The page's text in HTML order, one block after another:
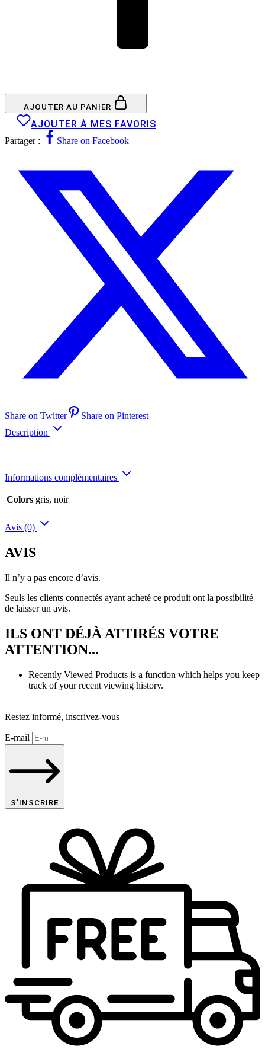
AJOUTER AU PANIER
AJOUTER À MES FAVORIS
Partager : Share on Facebook
Share on Twitter
Share on Pinterest
Description
Informations complémentaires
Colors gris, noir
Avis (0)
AVIS
Il n’y a pas encore d’avis.
Seuls les clients connectés ayant acheté ce produit ont la possibilité
de laisser un avis.
ILS ONT DÉJÀ ATTIRÉS VOTRE
ATTENTION...
Recently Viewed Products is a function which helps you keep
track of your recent viewing history.
Restez informé, inscrivez-vous
E-mail
S'INSCRIRE